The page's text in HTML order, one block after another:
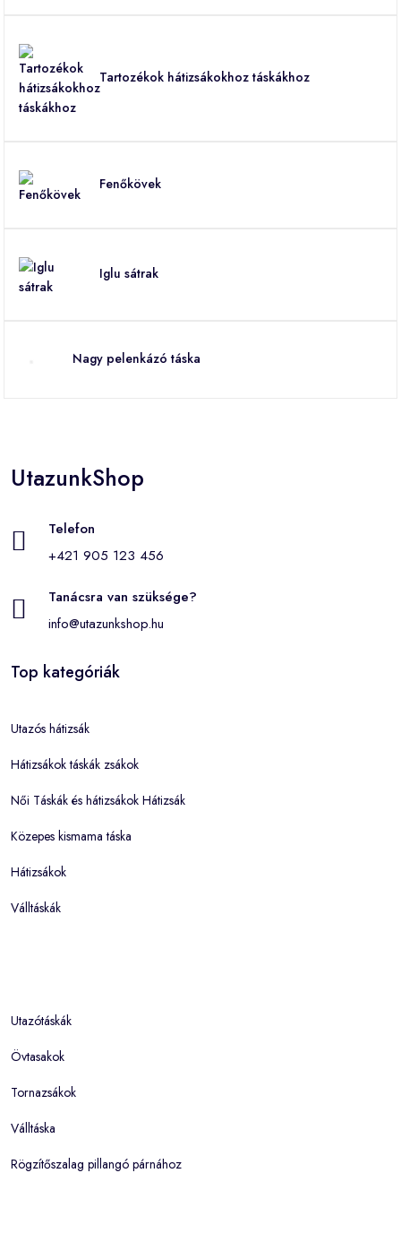
Tartozékok hátizsákokhoz táskákhoz
Fenőkövek
Iglu sátrak
Nagy pelenkázó táska
UtazunkShop
Telefon
+421 905 123 456
Tanácsra van szüksége?
info@utazunkshop.hu
Top kategóriák
Utazós hátizsák
Hátizsákok táskák zsákok
Női Táskák és hátizsákok Hátizsák
Közepes kismama táska
Hátizsákok
Válltáskák
Utazótáskák
Övtasakok
Tornazsákok
Válltáska
Rögzítőszalag pillangó párnához